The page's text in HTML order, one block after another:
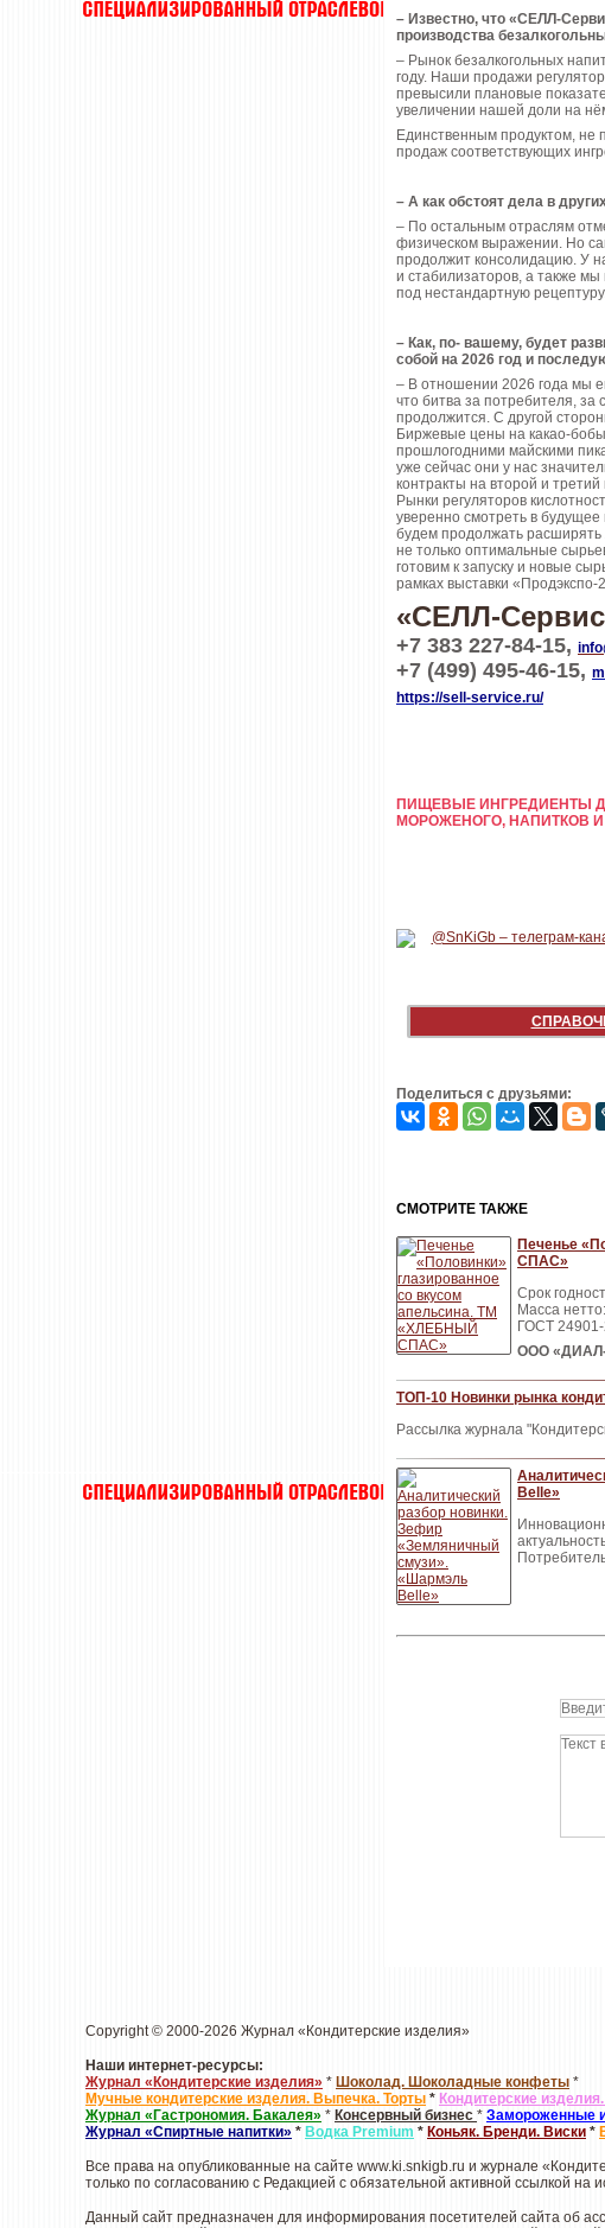
– Известно, что
производства
– Рынок безалкогольных
году. Наши продажи
превысили плановые
увеличении нашей доли на
Единственным продуктом, не
продаж соответствующих
– А как обстоят дела в
– По остальным отраслям
физическом выражении. Но
продолжит консолидацию. У
и стабилизаторов, а также мы
под нестандартную
– Как, по- вашему, будет
собой на 2026 год и
– В отношении 2026 года мы
что битва за потребителя,
продолжится. С другой
Биржевые цены на какао-
прошлогодними майскими
уже сейчас они у нас
контракты на второй и
Рынки регуляторов
уверенно смотреть в
будем продолжать расширять
не только оптимальные
готовим к запуску и но­вые
рамках выставки «Продэкспо-
«СЕЛЛ-
+7 383 227-84-15,
+7 (499) 495-46-15,
https://sell-service.ru/
ПИЩЕВЫЕ ИНГРЕДИЕНТЫ
МОРОЖЕНОГО, НАПИТКОВ
Поделиться с друзьями:
CМОТРИТЕ ТАКЖЕ
Печенье
СПАС»
Срок
Масса
ГОСТ
ООО
ТОП-10 Новинки рынка
Рассылка журнала
Belle»
Copyright © 2000-2026 Журнал «Кондитерские изделия»
Наши интернет-ресурсы:
Журнал «Кондитерские изделия» * Шоколад. Шоколадные конфеты *
Мучные кондитерские изделия. Выпечка. Торты * Кондитерские
Журнал «Гастрономия. Бакалея» * Консервный бизнес * Замороженные
Журнал «Спиртные напитки» * Водка Premium * Коньяк. Бренди. Виски *
Все права на опубликованные на сайте www.ki.snkigb.ru и журнале
только по согласованию с Редакцией с обязательной активной ссылкой на
Данный сайт предназначен для информирования посетителей сайта об